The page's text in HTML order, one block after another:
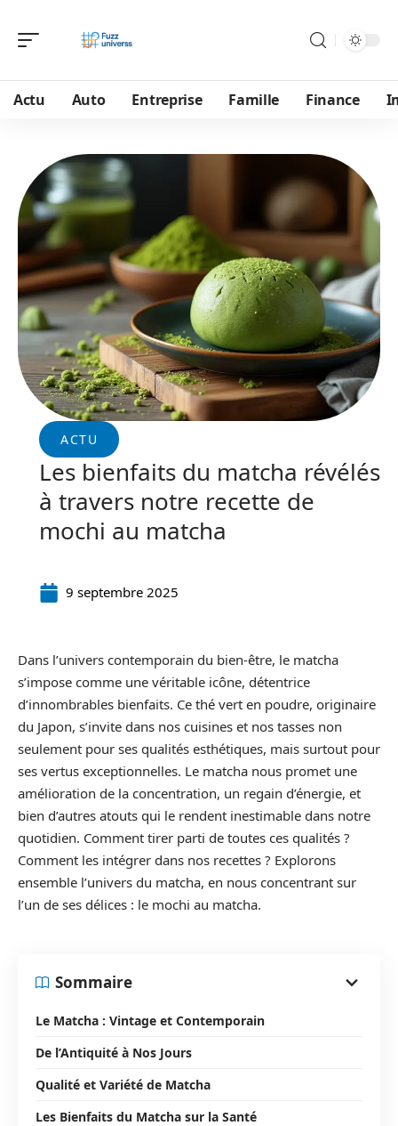
Actu Auto Entreprise Famille Finance
ACTU
Les bienfaits du matcha révélés
à travers notre recette de
mochi au matcha
9 septembre 2025
Dans l’univers contemporain du bien-être, le matcha
s’impose comme une véritable icône, détentrice
d’innombrables bienfaits. Ce thé vert en poudre, originaire
du Japon, s’invite dans nos cuisines et nos tasses non
seulement pour ses qualités esthétiques, mais surtout pour
ses vertus exceptionnelles. Le matcha nous promet une
amélioration de la concentration, un regain d’énergie, et
bien d’autres atouts qui le rendent inestimable dans notre
quotidien. Comment tirer parti de toutes ces qualités ?
Comment les intégrer dans nos recettes ? Explorons
ensemble l’univers du matcha, en nous concentrant sur
l’un de ses délices : le mochi au matcha.
Sommaire
Le Matcha : Vintage et Contemporain
De l’Antiquité à Nos Jours
Qualité et Variété de Matcha
Les Bienfaits du Matcha sur la Santé